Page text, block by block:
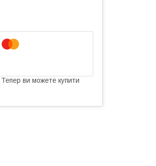
Тепер ви можете купити